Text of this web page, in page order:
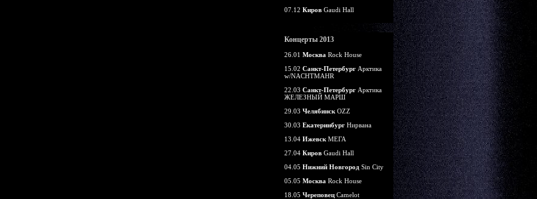
07.12 Киров Gaudi Hall
Концерты 2013
26.01 Москва Rock House
15.02 Санкт-Петербург Арктика
w/NACHTMAHR
22.03 Санкт-Петербург Арктика
ЖЕЛЕЗНЫЙ МАРШ
29.03 Челябинск OZZ
30.03 Екатеринбург Нирвана
13.04 Ижевск МЕГА
27.04 Киров Gaudi Hall
04.05 Нижний Новгород Sin City
05.05 Москва Rock House
18.05 Череповец Camelot